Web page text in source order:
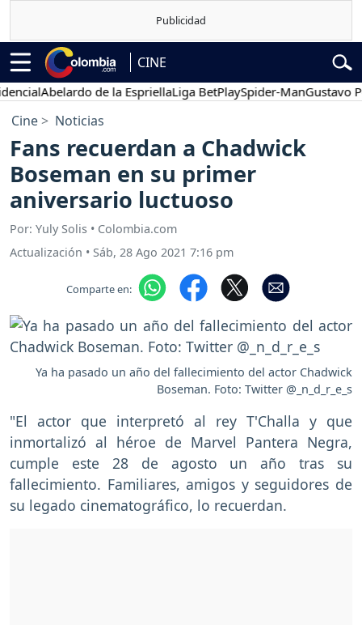
CINE
Abelardo de la EspriellaLiga BetPlaySpider-ManGustavo Petro
Cine Noticias
Fans recuerdan a Chadwick
Boseman en su primer
aniversario luctuoso
Por: Yuly Solis • Colombia.com
Actualización • Sáb, 28 Ago 2021 7:16 pm
Comparte en:
Ya ha pasado un año del fallecimiento del actor Chadwick
Boseman. Foto: Twitter @_n_d_r_e_s
"El actor que interpretó al rey T'Challa y que
inmortalizó al héroe de Marvel Pantera Negra,
cumple este 28 de agosto un año tras su
fallecimiento. Familiares, amigos y seguidores de
su legado cinematográfico, lo recuerdan.